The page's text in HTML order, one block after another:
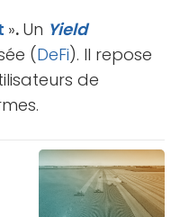
». Un Yield
(DeFi). Il repose
de